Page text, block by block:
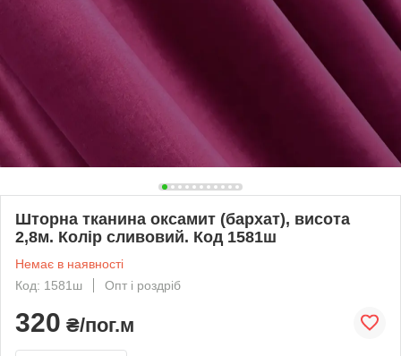
Шторна тканина оксамит (бархат), висота
2,8м. Колір сливовий. Код 1581ш
Немає в наявності
Код: 1581ш
Опт і роздріб
320 ₴/пог.м